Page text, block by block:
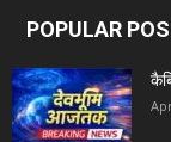
POPULAR